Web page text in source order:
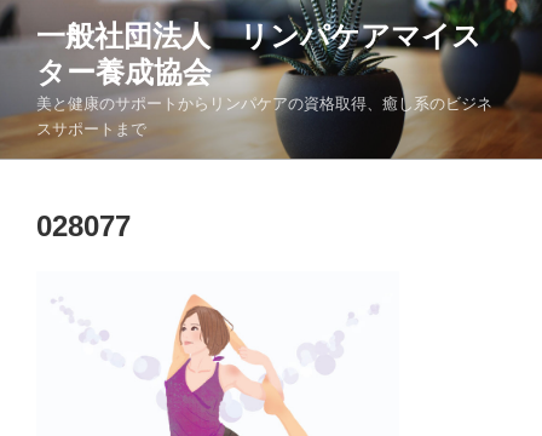
コ
ン
へ
一般社団法人 リンパケアマイス
ター養成協会
美と健康のサポートからリンパケアの資格取得、癒し系のビジネ
スサポートまで
028077